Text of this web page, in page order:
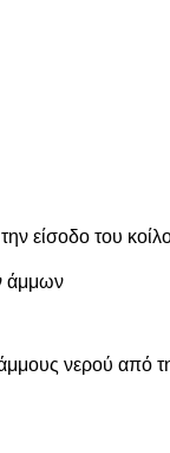
είσοδο του
άμμων
νερού από